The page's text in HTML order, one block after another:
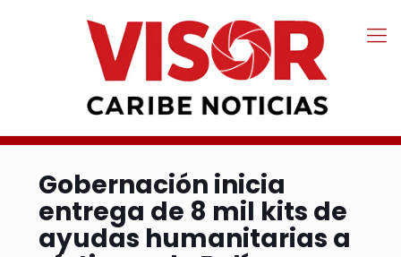
Gobernación inicia
entrega de 8 mil kits de
ayudas humanitarias a